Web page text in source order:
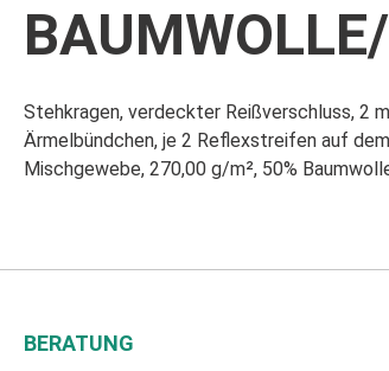
Stehkragen, verdeckter Reißverschluss, 2
Ärmelbündchen, je 2 Reflexstreifen auf
Mischgewebe, 270,00 g/m², 50%
BERATUNG